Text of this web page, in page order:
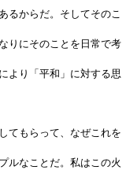
るからだ。そしてそのこ
りにそのことを日常で考
より「平和」に対する思
てもらって、なぜこれを
ルなことだ。私はこの火